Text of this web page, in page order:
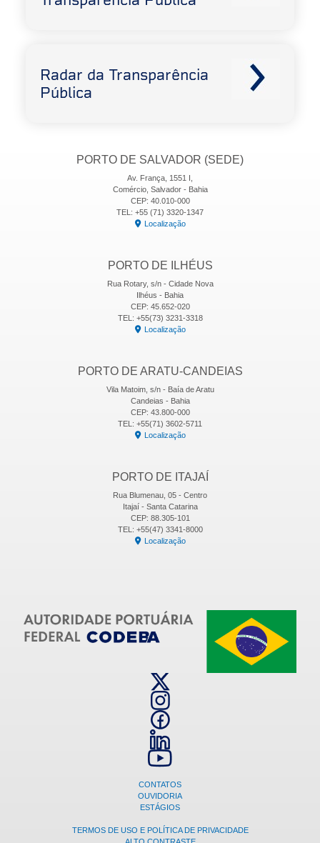
Radar da Transparência
Pública
PORTO DE SALVADOR (SEDE)
Av. França, 1551 I,
Comércio, Salvador - Bahia
CEP: 40.010-000
TEL: +55 (71) 3320-1347
Localização
PORTO DE ILHÉUS
Rua Rotary, s/n - Cidade Nova
Ilhéus - Bahia
CEP: 45.652-020
TEL: +55(73) 3231-3318
Localização
PORTO DE ARATU-CANDEIAS
Vila Matoim, s/n - Baía de Aratu
Candeias - Bahia
CEP: 43.800-000
TEL: +55(71) 3602-5711
Localização
PORTO DE ITAJAÍ
Rua Blumenau, 05 - Centro
Itajaí - Santa Catarina
CEP: 88.305-101
TEL: +55(47) 3341-8000
Localização
CONTATOS
OUVIDORIA
ESTÁGIOS
TERMOS DE USO E POLÍTICA DE PRIVACIDADE